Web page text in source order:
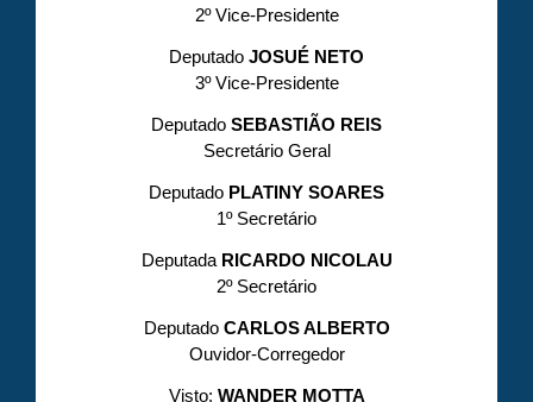
2º Vice-Presidente
Deputado JOSUÉ NETO
3º Vice-Presidente
Deputado SEBASTIÃO REIS
Secretário Geral
Deputado PLATINY SOARES
1º Secretário
DeputadaRICARDO NICOLAU
2º Secretário
DeputadoCARLOS ALBERTO
Ouvidor-Corregedor
Visto: WANDER MOTTA